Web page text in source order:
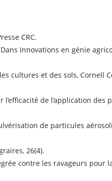
CRC.
Innovations en génie
cultures et des sols, Cornell
de l’application des
de particules
26(4).
contre les ravageurs pour